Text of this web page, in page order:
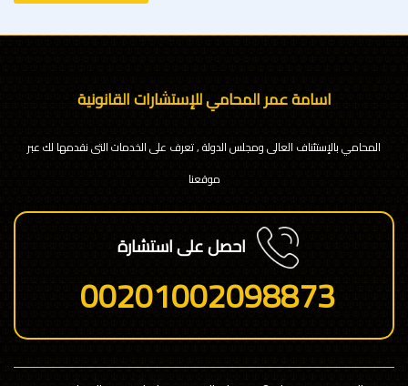
اسامة عمر المحامي للإستشارات القانونية
المحامي بالإستئناف العالى ومجلس الدولة , تعرف على الخدمات التى نقدمها لك عبر
موقعنا
احصل على استشارة
00201002098873